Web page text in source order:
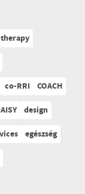
co-RRI COACH
design
egészség